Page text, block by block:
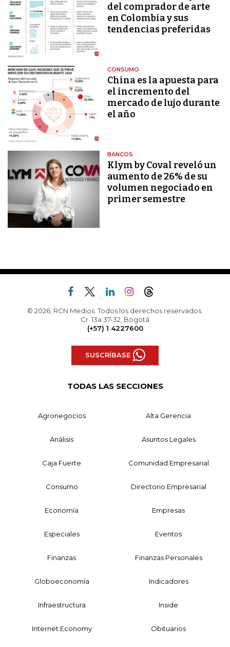
del comprador de arte
en Colombia y sus
tendencias preferidas
CONSUMO
China es la apuesta para
el incremento del
mercado de lujo durante
el año
BANCOS
Klym by Coval reveló un
aumento de 26% de su
volumen negociado en
primer semestre
© 2026, RCN Medios. Todos los derechos reservados.
Cr. 13a 37-32, Bogotá
(+57) 1 4227600
SUSCRÍBASE
TODAS LAS SECCIONES
Agronegocios Alta Gerencia
Análisis Asuntos Legales
Caja Fuerte Comunidad Empresarial
Consumo Directorio Empresarial
Economía Empresas
Especiales Eventos
Finanzas Finanzas Personales
Globoeconomía Indicadores
Infraestructura Inside
Internet Economy Obituarios